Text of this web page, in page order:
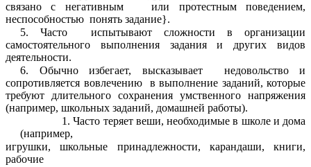
связано с негативным или протестным поведением,
неспособностью понять задание}.
5. Часто испытывают сложности в организации
самостоятельного выполнения задания и других видов
деятельности.
6.
Обычно избегает, высказывает недовольство и
сопротивляется вовлечению в выполнение заданий, которые
требуют длительного сохранения умственного напряжения
(например, школьных заданий, домашней работы).
Часто теряет веши, необходимые в школе и дома
(например,
игрушки, школьные принадлежности, карандаши, книги,
рабочие